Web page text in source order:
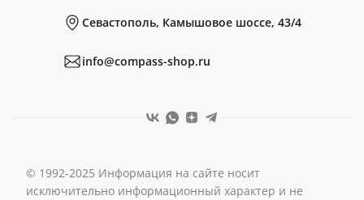
Севастополь, Камышовое шоссе, 43/4
info@compass-shop.ru
© 1992-2025 Информация на сайте носит
исключительно информационный характер и не